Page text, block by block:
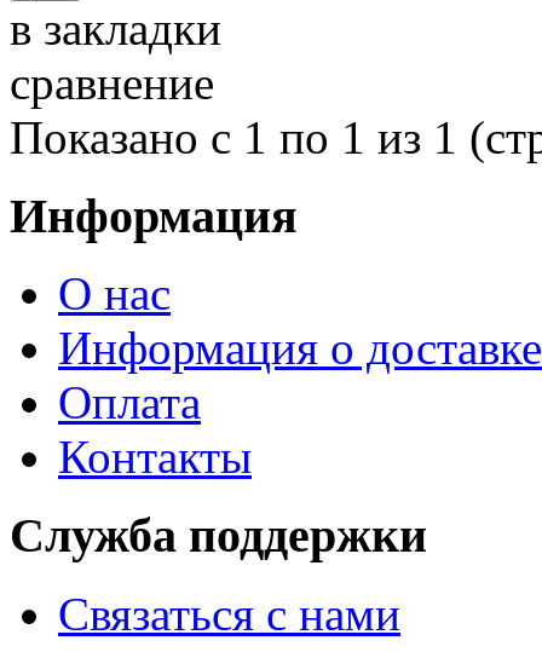
в закладки
сравнение
Показано с 1 по 1 из 1
Информация
О нас
Информация о доставке
Оплата
Контакты
Служба поддержки
Связаться с нами